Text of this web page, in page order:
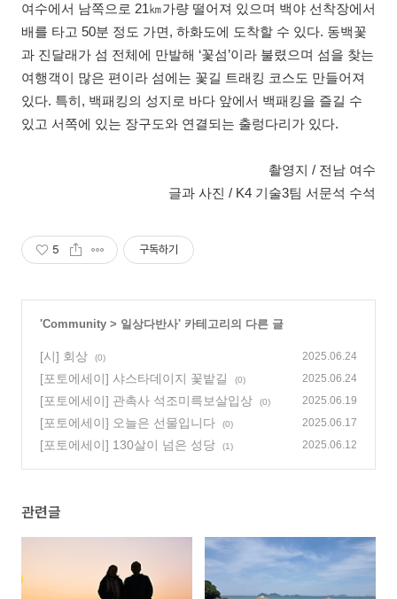
여수에서 남쪽으로 21㎞가량 떨어져 있으며 백야 선착장에서
배를 타고 50분 정도 가면, 하화도에 도착할 수 있다. 동백꽃
과 진달래가 섬 전체에 만발해 ‘꽃섬’이라 불렸으며 섬을 찾는
여행객이 많은 편이라 섬에는 꽃길 트래킹 코스도 만들어져
있다. 특히, 백패킹의 성지로 바다 앞에서 백패킹을 즐길 수
있고 서쪽에 있는 장구도와 연결되는 출렁다리가 있다.
촬영지 / 전남 여수
글과 사진 / K4 기술3팀 서문석 수석
5 구독하기
'Community > 일상다반사' 카테고리의 다른 글
[시] 회상 (0) 2025.06.24
[포토에세이] 샤스타데이지 꽃밭길 (0) 2025.06.24
[포토에세이] 관촉사 석조미륵보살입상 (0) 2025.06.19
[포토에세이] 오늘은 선물입니다 (0) 2025.06.17
[포토에세이] 130살이 넘은 성당 (1) 2025.06.12
관련글